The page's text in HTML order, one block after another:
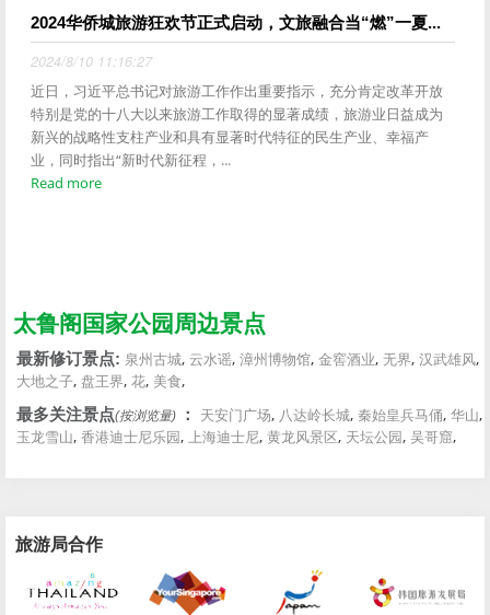
2024华侨城旅游狂欢节正式启动，文旅融合当“燃”一夏...
2024/8/10 11:16:27
近日，习近平总书记对旅游工作作出重要指示，充分肯定改革开放
特别是党的十八大以来旅游工作取得的显著成绩，旅游业日益成为
新兴的战略性支柱产业和具有显著时代特征的民生产业、幸福产
业，同时指出“新时代新征程，...
Read more
太鲁阁国家公园周边景点
最新修订景点: 泉州古城, 云水谣, 漳州博物馆, 金窖酒业, 无界, 汉武雄风,
大地之子, 盘王界, 花, 美食,
最多关注景点(按浏览量) ： 天安门广场, 八达岭长城, 秦始皇兵马俑, 华山,
玉龙雪山, 香港迪士尼乐园, 上海迪士尼, 黄龙风景区, 天坛公园, 吴哥窟,
旅游局合作